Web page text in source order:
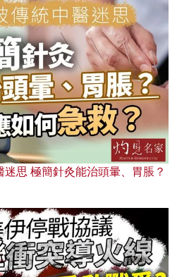
思 極簡針灸能治頭暈、胃脹？